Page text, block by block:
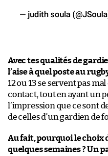
— judith soula
Avec tes qualités de
l’aise à quel poste au
12 ou 13 se servent pas
contact, tout en ayant un
l’impression que ce sont
de celles d’un gardien de
Au fait, pourquoi le choix
quelques semaines ? Un